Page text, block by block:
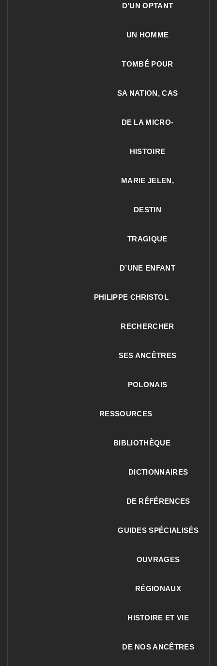
D’UN OPTANT
UN HOMME
TOMBÉ POUR
SA NATION, CAS
DE LA MICRO-
HISTOIRE
MARIE JELEN,
DESTIN
TRAGIQUE
D’UNE ENFANT
PHILIPPE CHRISTOL
RECHERCHER
SES ANCÊTRES
POLONAIS
RESSOURCES
BIBLIOTHÈQUE
DICTIONNAIRES
DE RÉFÉRENCES
GUIDES SPÉCIALISÉS
OUVRAGES
RÉGIONAUX
HISTOIRE ET VIE
DE NOS ANCÊTRES